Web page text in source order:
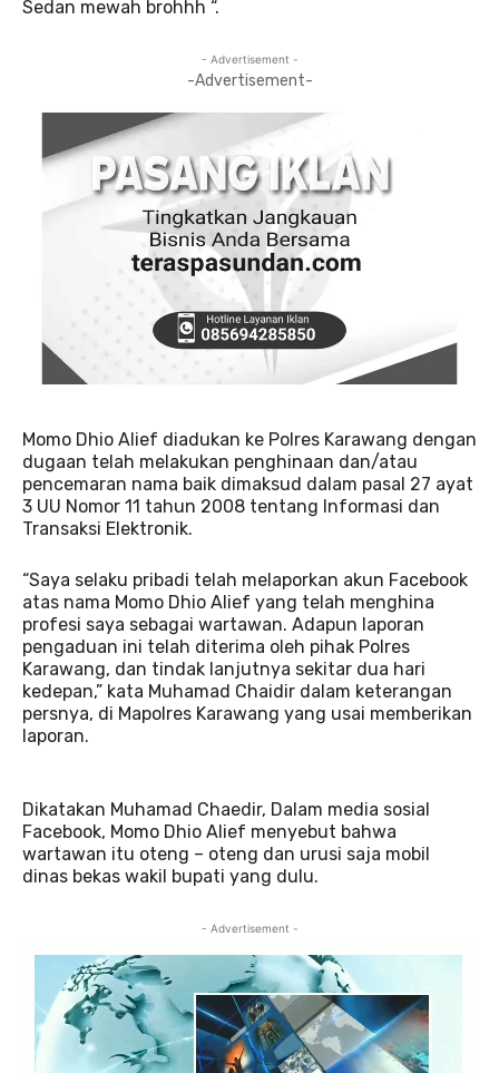
Sedan mewah brohhh “.
- Advertisement -
-Advertisement-
Momo Dhio Alief diadukan ke Polres Karawang dengan
dugaan telah melakukan penghinaan dan/atau
pencemaran nama baik dimaksud dalam pasal 27 ayat
3 UU Nomor 11 tahun 2008 tentang Informasi dan
Transaksi Elektronik.
“Saya selaku pribadi telah melaporkan akun Facebook
atas nama Momo Dhio Alief yang telah menghina
profesi saya sebagai wartawan. Adapun laporan
pengaduan ini telah diterima oleh pihak Polres
Karawang, dan tindak lanjutnya sekitar dua hari
kedepan,” kata Muhamad Chaidir dalam keterangan
persnya, di Mapolres Karawang yang usai memberikan
laporan.
Dikatakan Muhamad Chaedir, Dalam media sosial
Facebook, Momo Dhio Alief menyebut bahwa
wartawan itu oteng – oteng dan urusi saja mobil
dinas bekas wakil bupati yang dulu.
- Advertisement -